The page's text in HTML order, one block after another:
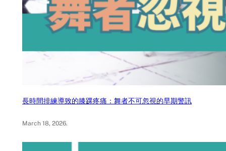
長時間排練導致的膝踝疼痛：舞者不可忽視的早期警訊
March 18, 2026.